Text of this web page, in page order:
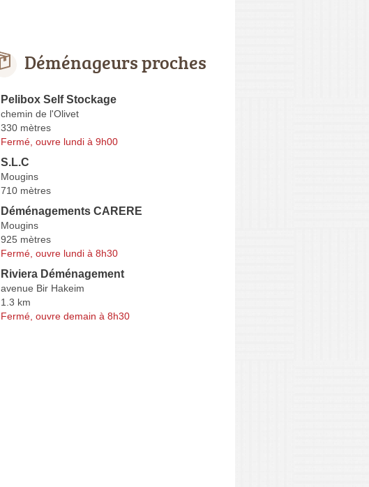
Déménageurs proches
Pelibox Self Stockage
chemin de l'Olivet
330 mètres
Fermé, ouvre lundi à 9h00
S.L.C
Mougins
710 mètres
Déménagements CARERE
Mougins
925 mètres
Fermé, ouvre lundi à 8h30
Riviera Déménagement
avenue Bir Hakeim
1.3 km
Fermé, ouvre demain à 8h30